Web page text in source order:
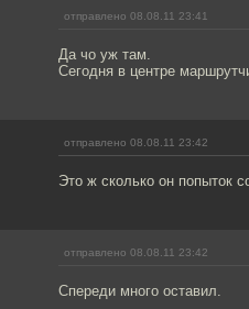
отправлено 08.08.11 23:41
Да чо уж там.
Сегодня в центре
отправлено 08.08.11 23:42
Это ж сколько он попыток
отправлено 08.08.11 23:42
Спереди много оставил.